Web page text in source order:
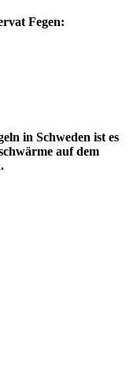
Fegen: